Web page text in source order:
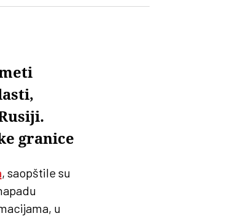
granice
, saopštile su
u